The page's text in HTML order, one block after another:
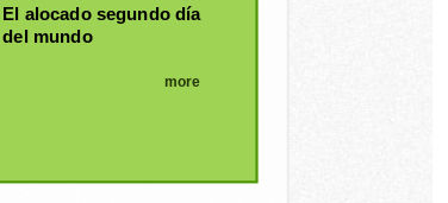
El alocado segundo día
del mundo
more